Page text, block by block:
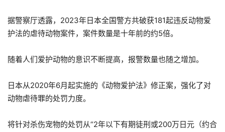
据警察厅透露，2023年日本全国警方共破获181起违反动物爱
护法的虐待动物案件，案件数量是十年前的约5倍。
随着人们爱护动物的意识不断提高，报警数量也随之增加。
日本从2020年6月起实施的《动物爱护法》修正案，强化了对
动物虐待罪的处罚力度。
将针对杀伤宠物的处罚从“2年以下有期徒刑或200万日元（约合